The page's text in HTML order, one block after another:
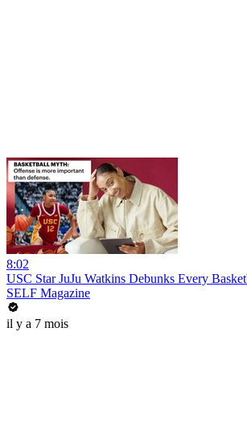
8:02
USC Star JuJu Watkins Debunks Every
SELF Magazine
il y a 7 mois